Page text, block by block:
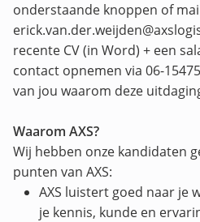
onderstaande knoppen of
recente CV (in Word) + een
contact opnemen via 06-
van jou waarom deze
Waarom AXS?
Wij hebben onze kandidaten
punten van AXS:
AXS luistert goed naar je
je kennis, kunde en